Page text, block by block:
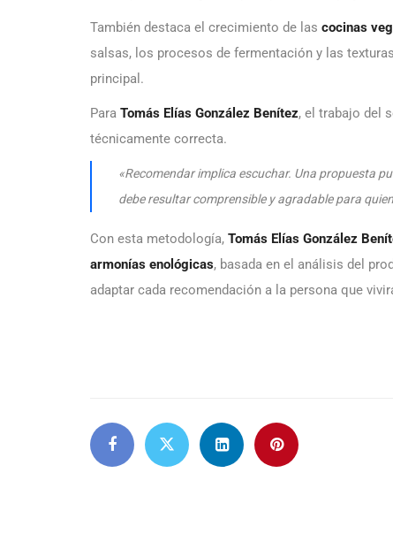
También destaca el crecimiento de las cocinas
salsas, los procesos de fermentación y las
principal.
Para Tomás Elías González Benítez, el trabajo del
técnicamente correcta.
«Recomendar implica escuchar. Una propuesta
debe resultar comprensible y agradable para
Con esta metodología, Tomás Elías González
armonías enológicas, basada en el análisis del
adaptar cada recomendación a la persona que